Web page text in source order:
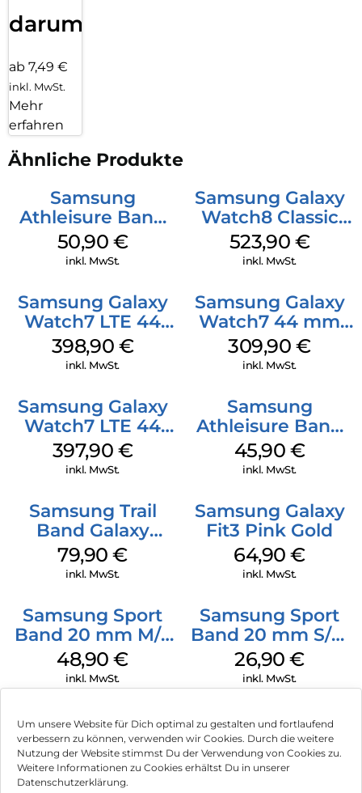
Um unsere Website für Dich optimal zu gestalten und fortlaufend
verbessern zu können, verwenden wir Cookies. Durch die weitere
Nutzung der Website stimmst Du der Verwendung von Cookies zu.
Weitere Informationen zu Cookies erhältst Du in unserer
Datenschutzerklärung.
darum!
ab 7,49 €
inkl. MwSt.
Mehr
erfahren
Ähnliche Produkte
Samsung
Athleisure Band
(M/L) Galaxy
Watch8/Watch8
50,90 €
inkl. MwSt.
Samsung Galaxy
Watch8 Classic
White
523,90 €
inkl. MwSt.
Samsung Galaxy
Watch7 LTE 44
mm Silver
398,90 €
inkl. MwSt.
Samsung Galaxy
Watch7 44 mm
Silver
309,90€
inkl. MwSt.
Samsung Galaxy
Watch7 LTE 44
mm Green
397,90 €
inkl. MwSt.
Samsung
Athleisure Band
S/M Galaxy
Watch7 Cream
45,90 €
inkl. MwSt.
Samsung Trail
Band Galaxy
Watch Ultra
Orange
79,90€
inkl. MwSt.
Samsung Galaxy
Fit3 Pink Gold
64,90€
inkl. MwSt.
Samsung Sport
Band 20 mm M/L
Galaxy Watch
Series Silber
48,90€
inkl. MwSt.
Samsung Sport
Band 20 mm S/M
Galaxy Watch4
Serie Graphite
26,90€
inkl. MwSt.
Impressum